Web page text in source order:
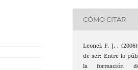
CÓMO CITAR
Leonel, F. J. .
de ser: Entre lo
la formación